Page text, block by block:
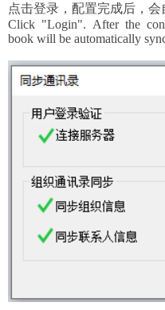
点击登录，配置完成后，会
Click "Login". After the
book will be automatically